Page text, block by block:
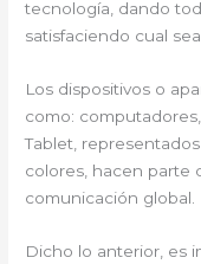
tecnología, dando
satisfaciendo cual
Los dispositivos o
como:
Tablet,
colores, hacen parte
comunicación global.
Dicho lo anterior, es